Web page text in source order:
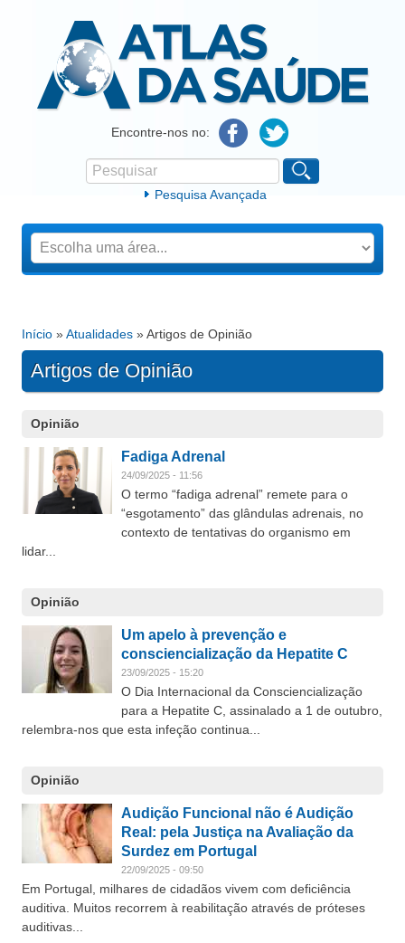
Atlas da SaúdeEncontre-nos no:
Formulário de procura
Pesquisar
Pesquisa Avançada
Está aqui
Início »Atualidades » Artigos de Opinião
Artigos de Opinião
Opinião
Fadiga Adrenal
24/09/2025 - 11:56
O termo “fadiga adrenal” remete para o
“esgotamento” das glândulas adrenais, no
contexto de tentativas do organismo em
lidar...
Opinião
Um apelo à prevenção e
consciencialização da Hepatite C
23/09/2025 - 15:20
O Dia Internacional da Consciencialização
para a Hepatite C, assinalado a 1 de outubro,
relembra-nos que esta infeção continua...
Opinião
Audição Funcional não é Audição
Real: pela Justiça na Avaliação da
Surdez em Portugal
22/09/2025 - 09:50
Em Portugal, milhares de cidadãos vivem com deficiência
auditiva. Muitos recorrem à reabilitação através de próteses
auditivas...